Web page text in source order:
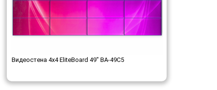
Видеостена 4x4 EliteBoard 49" BA-49C5